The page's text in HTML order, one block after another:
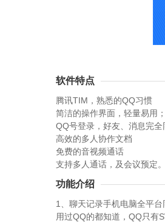
软件特点
腾讯TIM，熟悉的QQ习惯
简洁的操作界面，轻量易用；
QQ号登录，好友、消息完全
高效的多人协作文档
免费的音视频通话
支持多人通话，及会议预定。
功能介绍
1、聊天记录手机电脑全平台
用过QQ的都知道，QQ只有